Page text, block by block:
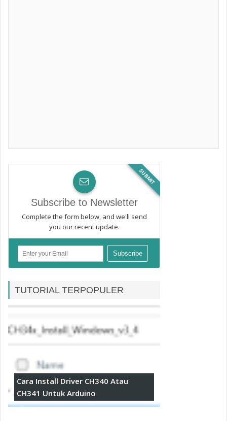
SUBMIT
Subscribe to Newsletter
Complete the form below, and we'll send
you our recent update.
TUTORIAL TERPOPULER
Cara Install Driver CH340 Atau
CH341 Untuk Arduino